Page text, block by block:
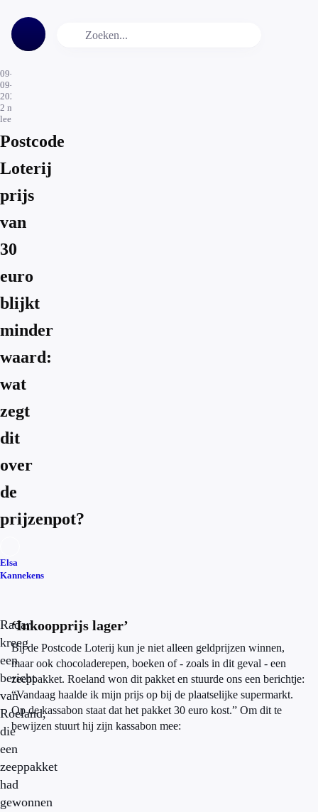
09-
09-
2025
2 min.
leestijd
Postcode
Loterij
prijs
van
30
euro
blijkt
minder
waard:
wat
zegt
dit
over
de
prijzenpot?
Elsa
Kannekens
Radar
kreeg
een
bericht
van
Roeland,
die
een
zeeppakket
had
gewonnen
‘Inkoopprijs lager’
Bij de Postcode Loterij kun je niet alleen geldprijzen winnen,
maar ook chocoladerepen, boeken of - zoals in dit geval - een
zeeppakket. Roeland won dit pakket en stuurde ons een berichtje:
“Vandaag haalde ik mijn prijs op bij de plaatselijke supermarkt.
Op de kassabon staat dat het pakket 30 euro kost.” Om dit te
bewijzen stuurt hij zijn kassabon mee: